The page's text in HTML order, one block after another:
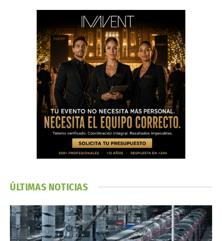
ÚLTIMAS NOTICIAS